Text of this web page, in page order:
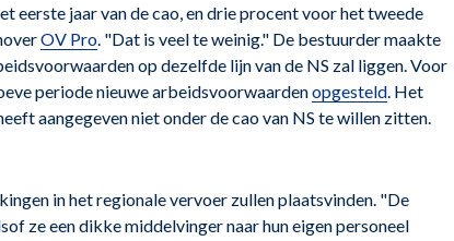
eerste jaar van de cao, en drie procent voor het tweede
OV Pro . "Dat is veel te weinig." De bestuurder maakte
op dezelfde lijn van de NS zal liggen. Voor
periode nieuwe arbeidsvoorwaardenopgesteld . Het
aangegeven niet onder de cao van NS te willen zitten.
in het regionale vervoer zullen plaatsvinden. "De
ze een dikke middelvinger naar hun eigen personeel